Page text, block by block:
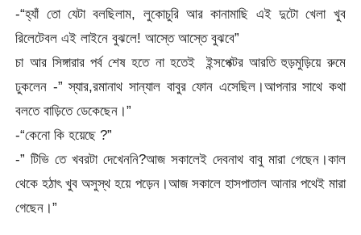
-“হ্যাঁ তো যেটা বলছিলাম, লুকোচুরি আর কানামাছি এই দুটো খেলা খুব
রিলেটেবল এই লাইনে বুঝলে! আস্তে আস্তে বুঝবে”
চা আর সিঙ্গারার পর্ব শেষ হতে না হতেই ইন্সপেক্টর আরতি হুড়মুড়িয়ে রুমে
ঢুকলেন -” স্যার,রমানাথ সান্যাল বাবুর ফোন এসেছিল।আপনার সাথে কথা
বলতে বাড়িতে ডেকেছেন।”
-“কেনো কি হয়েছে ?”
-” টিভি তে খবরটা দেখেননি?আজ সকালেই দেবনাথ বাবু মারা গেছেন।কাল
থেকে হঠাৎ খুব অসুস্থ হয়ে পড়েন।আজ সকালে হাসপাতাল আনার পথেই মারা
গেছেন।”